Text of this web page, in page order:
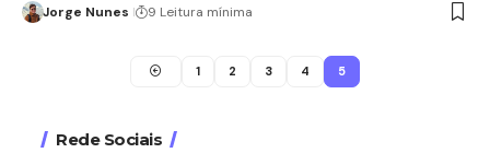
Jorge Nunes 9 Leitura mínima
1 2 3 4 5
Rede Sociais